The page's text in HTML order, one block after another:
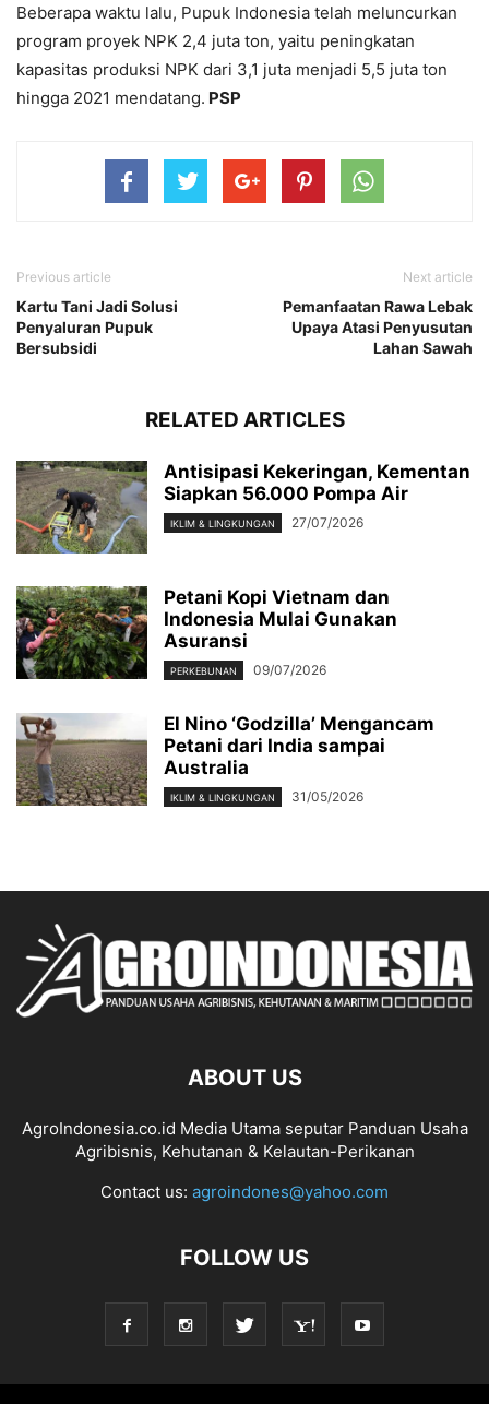
Beberapa waktu lalu, Pupuk Indonesia telah meluncurkan
program proyek NPK 2,4 juta ton, yaitu peningkatan
kapasitas produksi NPK dari 3,1 juta menjadi 5,5 juta ton
hingga 2021 mendatang. PSP
Previous article
Kartu Tani Jadi Solusi
Penyaluran Pupuk
Bersubsidi
Next article
Pemanfaatan Rawa Lebak
Upaya Atasi Penyusutan
Lahan Sawah
RELATED ARTICLES
Antisipasi Kekeringan, Kementan
Siapkan 56.000 Pompa Air
IKLIM & LINGKUNGAN 27/07/2026
Petani Kopi Vietnam dan
Indonesia Mulai Gunakan
Asuransi
PERKEBUNAN 09/07/2026
El Nino ‘Godzilla’ Mengancam
Petani dari India sampai
Australia
IKLIM & LINGKUNGAN 31/05/2026
ABOUT US
AgroIndonesia.co.id Media Utama seputar Panduan Usaha
Agribisnis, Kehutanan & Kelautan-Perikanan
Contact us: agroindones@yahoo.com
FOLLOW US